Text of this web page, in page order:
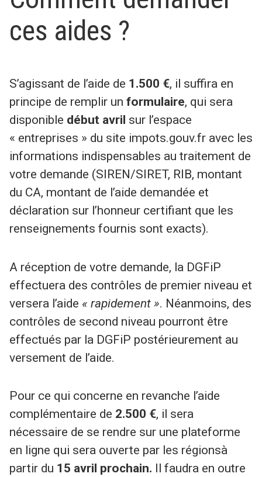
ces aides ?
S’agissant de l’aide de 1.500 €, il suffira en
principe de remplir un formulaire, qui sera
disponible début avril sur l’espace
« entreprises » du site impots.gouv.fr avec les
informations indispensables au traitement de
votre demande (SIREN/SIRET, RIB, montant
du CA, montant de l’aide demandée et
déclaration sur l’honneur certifiant que les
renseignements fournis sont exacts).
A réception de votre demande, la DGFiP
effectuera des contrôles de premier niveau et
versera l’aide « rapidement ». Néanmoins, des
contrôles de second niveau pourront être
effectués par la DGFiP postérieurement au
versement de l’aide.
Pour ce qui concerne en revanche l’aide
complémentaire de 2.500 €, il sera
nécessaire de se rendre sur une plateforme
en ligne qui sera ouverte par les régionsà
partir du 15 avril prochain. Il faudra en outre